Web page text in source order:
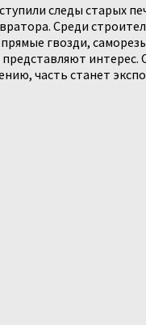
следы старых
Среди
гвозди,
часть станет